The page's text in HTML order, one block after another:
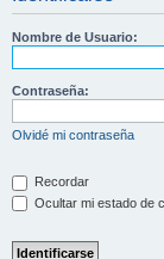
Nombre de Usuario:
Contraseña:
Olvidé mi contraseña
Recordar
Ocultar mi estado de